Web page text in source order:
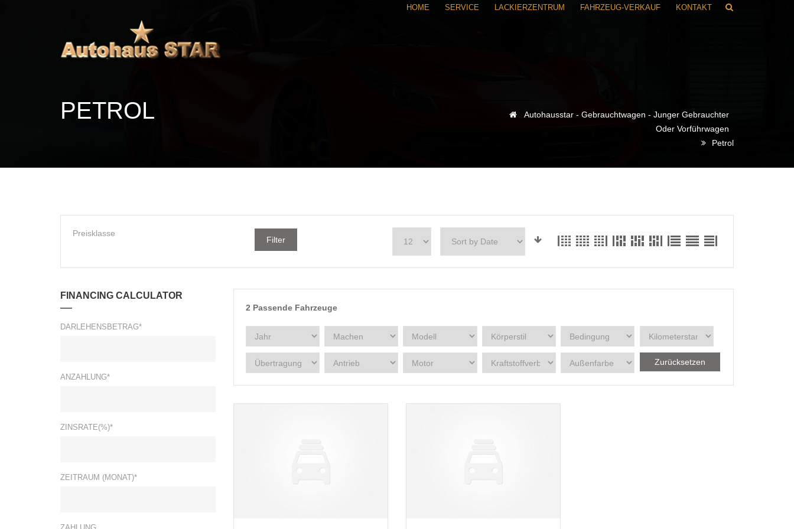
HOME SERVICE LACKIERZENTRUM FAHRZEUG-VERKAUF KONTAKT
PETROL
Autohausstar - Gebrauchtwagen - Junger Gebrauchter
Oder Vorführwagen
Petrol
Preisklasse
Filter
FINANCING CALCULATOR
DARLEHENSBETRAG*
ANZAHLUNG*
ZINSRATE(%)*
ZEITRAUM (MONAT)*
2 Passende Fahrzeuge
Zurücksetzen